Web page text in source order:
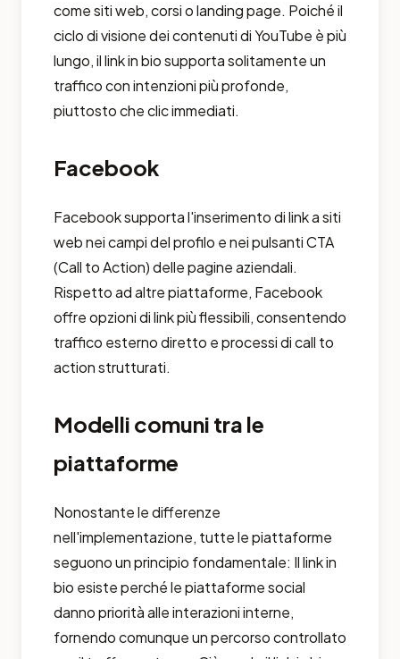
come siti web, corsi o landing page. Poiché il
ciclo di visione dei contenuti di YouTube è più
lungo, il link in bio supporta solitamente un
traffico con intenzioni più profonde,
piuttosto che clic immediati.
Facebook
Facebook supporta l'inserimento di link a siti
web nei campi del profilo e nei pulsanti CTA
(Call to Action) delle pagine aziendali.
Rispetto ad altre piattaforme, Facebook
offre opzioni di link più flessibili, consentendo
traffico esterno diretto e processi di call to
action strutturati.
Modelli comuni tra le
piattaforme
Nonostante le differenze
nell'implementazione, tutte le piattaforme
seguono un principio fondamentale: Il link in
bio esiste perché le piattaforme social
danno priorità alle interazioni interne,
fornendo comunque un percorso controllato